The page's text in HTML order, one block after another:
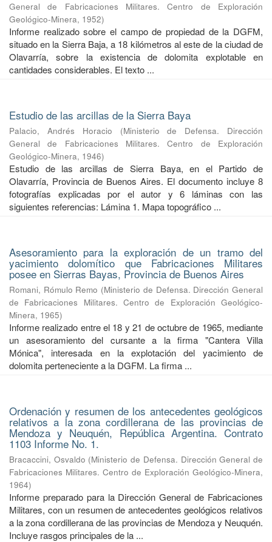
General de Fabricaciones Militares. Centro de Exploración
Geológico-Minera, 1952)
Informe realizado sobre el campo de propiedad de la DGFM,
situado en la Sierra Baja, a 18 kilómetros al este de la ciudad de
Olavarría, sobre la existencia de dolomita explotable en
cantidades considerables. El texto ...
Estudio de las arcillas de la Sierra Baya
Palacio, Andrés Horacio (Ministerio de Defensa. Dirección
General de Fabricaciones Militares. Centro de Exploración
Geológico-Minera, 1946)
Estudio de las arcillas de Sierra Baya, en el Partido de
Olavarría, Provincia de Buenos Aires. El documento incluye 8
fotografías explicadas por el autor y 6 láminas con las
siguientes referencias: Lámina 1. Mapa topográfico ...
Asesoramiento para la exploración de un tramo del
yacimiento dolomítico que Fabricaciones Militares
posee en Sierras Bayas, Provincia de Buenos Aires
Romani, Rómulo Remo (Ministerio de Defensa. Dirección General
de Fabricaciones Militares. Centro de Exploración Geológico-
Minera, 1965)
Informe realizado entre el 18 y 21 de octubre de 1965, mediante
un asesoramiento del cursante a la firma "Cantera Villa
Mónica", interesada en la explotación del yacimiento de
dolomita perteneciente a la DGFM. La firma ...
Ordenación y resumen de los antecedentes geológicos
relativos a la zona cordillerana de las provincias de
Mendoza y Neuquén, República Argentina. Contrato
1103 Informe No. 1.
Bracaccini, Osvaldo (Ministerio de Defensa. Dirección General de
Fabricaciones Militares. Centro de Exploración Geológico-Minera,
1964)
Informe preparado para la Dirección General de Fabricaciones
Militares, con un resumen de antecedentes geológicos relativos
a la zona cordillerana de las provincias de Mendoza y Neuquén.
Incluye rasgos principales de la ...